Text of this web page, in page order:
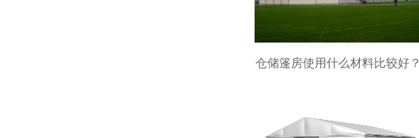
仓储篷房使用什么材料比较好？